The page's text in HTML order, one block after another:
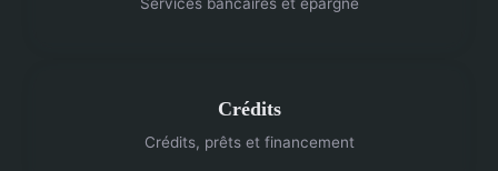
Services bancaires et épargne
Crédits
Crédits, prêts et financement